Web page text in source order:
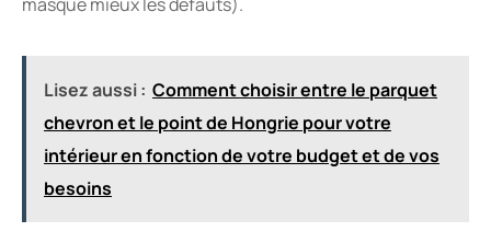
Lisez aussi : Comment choisir entre le parquet
chevron et le point de Hongrie pour votre
intérieur en fonction de votre budget et de vos
besoins